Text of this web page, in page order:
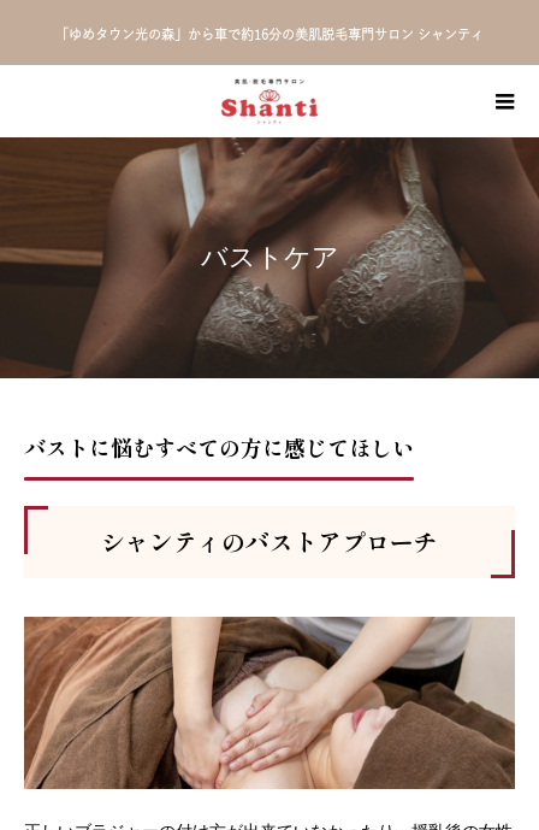
「ゆめタウン光の森」から車で約16分の美肌脱毛専門サロン シャンティ
バストケア
バストに悩むすべての方に感じてほしい
シャンティのバストアプローチ